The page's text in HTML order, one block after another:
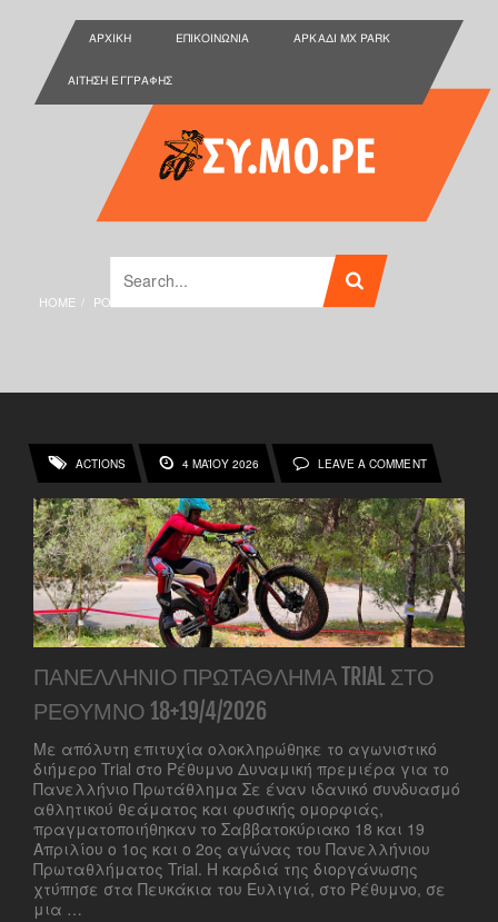
ΑΡΧΙΚΉ ΕΠΙΚΟΙΝΩΝΊΑ ΑΡΚΑΔΙ MX PARK
ΑΊΤΗΣΗ ΕΓΓΡΑΦΉΣ
HOME POSTS TAGGED "ΣΥ.ΜΟ.ΡΕ."
ACTIONS 4 ΜΑΪ́ΟΥ 2026 LEAVE A COMMENT
ΠΑΝΕΛΛΉΝΙΟ ΠΡΩΤΆΘΛΗΜΑ TRIAL ΣΤΟ
ΡΈΘΥΜΝΟ 18+19/4/2026
Με απόλυτη επιτυχία ολοκληρώθηκε το αγωνιστικό
διήμερο Trial στο Ρέθυμνο Δυναμική πρεμιέρα για το
Πανελλήνιο Πρωτάθλημα Σε έναν ιδανικό συνδυασμό
αθλητικού θεάματος και φυσικής ομορφιάς,
πραγματοποιήθηκαν το Σαββατοκύριακο 18 και 19
Απριλίου ο 1ος και ο 2ος αγώνας του Πανελλήνιου
Πρωταθλήματος Trial. Η καρδιά της διοργάνωσης
χτύπησε στα Πευκάκια του Ευλιγιά, στο Ρέθυμνο, σε
μια …